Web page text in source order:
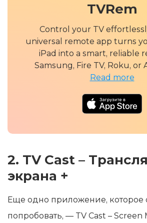
TVRem
Control your TV
universal remote app turns
iPad into a smart, reliable
Samsung, Fire TV, Roku, or
Read more
2. TV Cast –
экрана +
Еще одно приложение, которое
попробовать, — TV Cast – Screen